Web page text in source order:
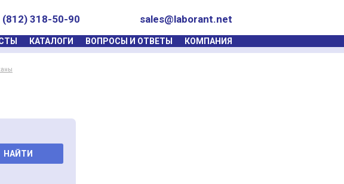
sales@laborant.net
(812) 318-50-90
КАТАЛОГИ ВОПРОСЫ И ОТВЕТЫ КОМПАНИЯ
НАЙТИ